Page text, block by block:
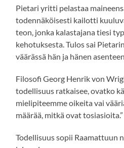
Pietari yritti pelastaa
todennäköisesti kailotti
teon, jonka kalastajana tiesi
kehotuksesta. Tulos sai
väärässä hän ja hänen
Filosofi Georg Henrik von
todellisuus ratkaisee, ovatko
mielipiteemme oikeita vai
määrää, mitkä ovat tosiasioita.”
Todellisuus sopii Raamattuun